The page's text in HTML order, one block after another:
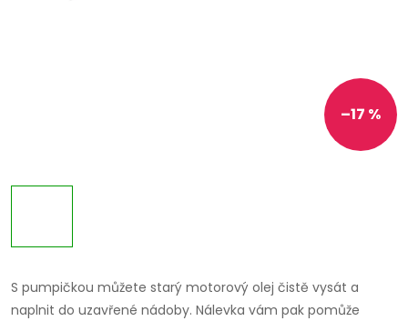
–17 %
S pumpičkou můžete starý motorový olej čistě vysát a
naplnit do uzavřené nádoby. Nálevka vám pak pomůže